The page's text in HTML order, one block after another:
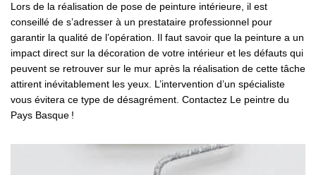
Lors de la réalisation de pose de peinture intérieure, il est
conseillé de s’adresser à un prestataire professionnel pour
garantir la qualité de l’opération. Il faut savoir que la peinture a un
impact direct sur la décoration de votre intérieur et les défauts qui
peuvent se retrouver sur le mur après la réalisation de cette tâche
attirent inévitablement les yeux. L’intervention d’un spécialiste
vous évitera ce type de désagrément. Contactez Le peintre du
Pays Basque !